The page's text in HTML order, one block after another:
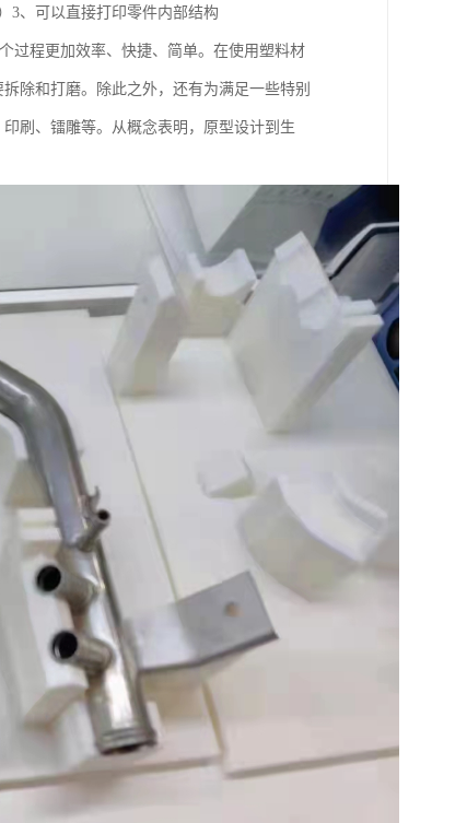
3、可以直接打印零件内部结构
过程更加效率、快捷、简单。在使用塑料材
除和打磨。除此之外，还有为满足一些特别
刷、镭雕等。从概念表明，原型设计到生